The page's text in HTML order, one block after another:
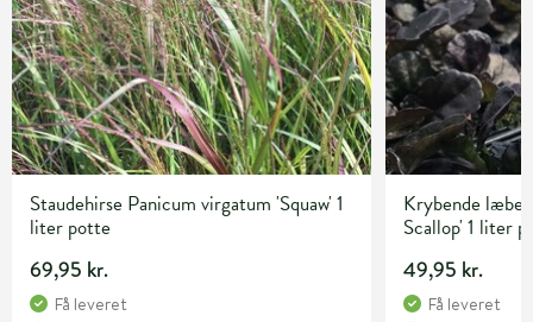
Staudehirse Panicum virgatum 'Squaw' 1
liter potte
69,95 kr.
Få leveret
Krybende
Scallop' 1 liter
49,95 kr.
Få leveret